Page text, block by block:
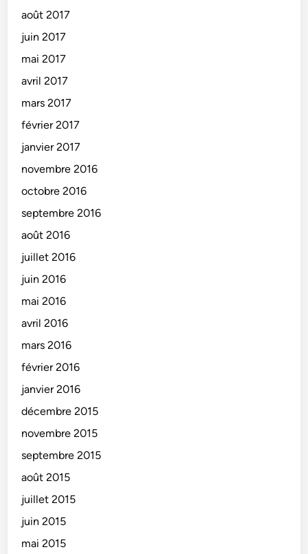
août 2017
juin 2017
mai 2017
avril 2017
mars 2017
février 2017
janvier 2017
novembre 2016
octobre 2016
septembre 2016
août 2016
juillet 2016
juin 2016
mai 2016
avril 2016
mars 2016
février 2016
janvier 2016
décembre 2015
novembre 2015
septembre 2015
août 2015
juillet 2015
juin 2015
mai 2015